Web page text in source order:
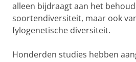
alleen bijdraagt aan het
soortendiversiteit, maar ook
fylogenetische diversiteit.
Honderden studies hebben